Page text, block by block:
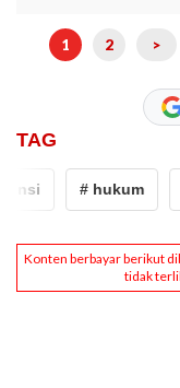
1 2 >
TAG
# hukum